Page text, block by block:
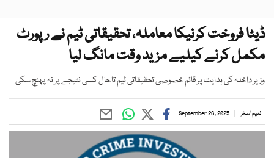
ڈیٹا فروخت کرنیکا معاملہ، تحقیقاتی ٹیم نے رپورٹ
مکمل کرنے کیلیے مزید وقت مانگ لیا
وزیر داخلہ کی ہدایت پر قائم خصوصی تحقیقاتی ٹیم تاحال کسی نتیجے پر نہ پہنچ سکی
نعیم اصغر September 26, 2025